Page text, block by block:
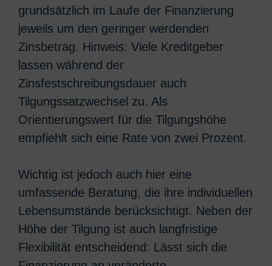
grundsätzlich im Laufe der Finanzierung
jeweils um den geringer werdenden
Zinsbetrag. Hinweis: Viele Kreditgeber
lassen während der
Zinsfestschreibungsdauer auch
Tilgungssatzwechsel zu. Als
Orientierungswert für die Tilgungshöhe
empfiehlt sich eine Rate von zwei Prozent.
Wichtig ist jedoch auch hier eine
umfassende Beratung, die ihre individuellen
Lebensumstände berücksichtigt. Neben der
Höhe der Tilgung ist auch langfristige
Flexibilität entscheidend: Lässt sich die